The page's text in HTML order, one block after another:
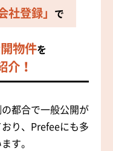
社登録」 で
物件を
介！
都合で一般公開が
り、Prefeeにも多
す。